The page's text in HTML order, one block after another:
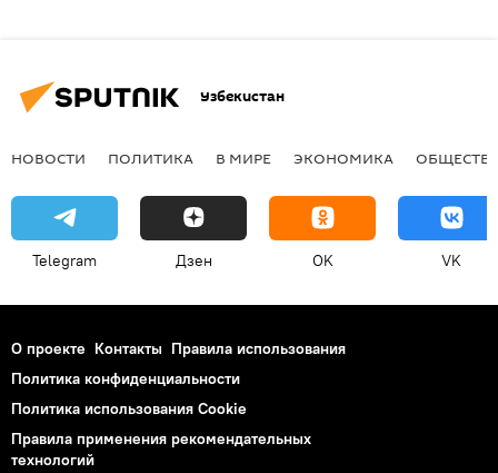
Узбекистан
НОВОСТИ ПОЛИТИКА В МИРЕ ЭКОНОМИКА
Telegram Дзен OK VK
О проекте Контакты Правила использования
Политика конфиденциальности
Политика использования Cookie
Правила применения рекомендательных
технологий